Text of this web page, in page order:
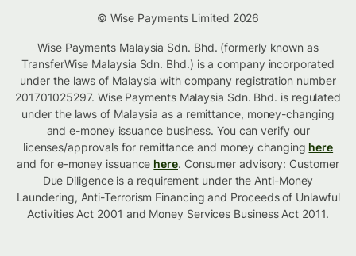
© Wise Payments Limited 2026
Wise Payments Malaysia Sdn. Bhd. (formerly known as
TransferWise Malaysia Sdn. Bhd.) is a company incorporated
under the laws of Malaysia with company registration number
201701025297. Wise Payments Malaysia Sdn. Bhd. is regulated
under the laws of Malaysia as a remittance, money-changing
and e-money issuance business. You can verify our
licenses/approvals for remittance and money changing here
and for e-money issuance here. Consumer advisory: Customer
Due Diligence is a requirement under the Anti-Money
Laundering, Anti-Terrorism Financing and Proceeds of Unlawful
Activities Act 2001 and Money Services Business Act 2011.